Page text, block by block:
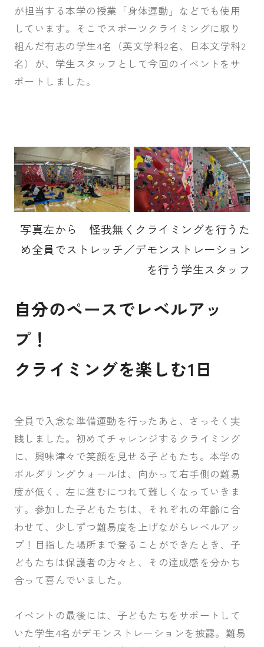
が担当する本学の授業「身体運動」などでも使用
しています。そこでスポーツクライミングに取り
組んだ有志の学生4名（英文学科2名、日本文学科2
名）が、学生スタッフとして今回のイベントをサ
ポートしました。
写真左から 怪我無くクライミングを行うた
め全員でストレッチ／デモンストレーション
を行う学生スタッフ
自分のペースでレベルアッ
プ！
クライミングを楽しむ1日
全員で入念な準備運動を行ったあと、さっそく実
践しました。初めてチャレンジするクライミング
に、興味津々で笑顔を見せる子どもたち。本学の
ボルダリングウォールは、向かって右手側の難易
度が低く、左に進むにつれて難しくなっていきま
す。参加した子どもたちは、それぞれの年齢に合
わせて、少しずつ難易度を上げながらレベルアッ
プ！目指した場所まで登ることができたとき、子
どもたちは保護者の方々と、その達成感を分かち
合って喜んでいました。
イベントの最後には、子どもたちをサポートして
いた学生4名がデモンストレーションを披露。難易